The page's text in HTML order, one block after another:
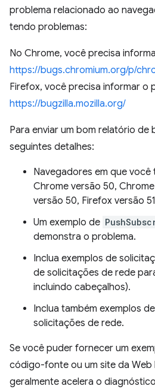
problema relacionado ao
tendo problemas:
No Chrome, você precisa
https://bugs.chromium.org/p/
Firefox, você precisa informar o
https://bugzilla.mozilla.org/
Para enviar um bom relatório de
seguintes detalhes:
Navegadores em que
Chrome versão 50,
versão 50, Firefox versão
Um exemplo de
demonstra o problema.
Inclua exemplos de
de solicitações de rede
incluindo cabeçalhos).
Inclua também exemplos
solicitações de rede.
Se você puder fornecer um
código-fonte ou um site da Web
geralmente acelera o